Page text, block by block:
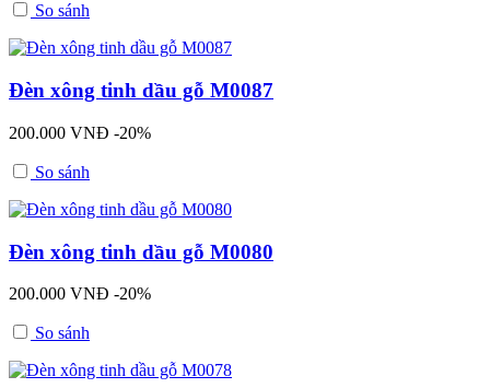
So sánh
Đèn xông tinh dầu gỗ M0087
200.000 VNĐ -20%
So sánh
Đèn xông tinh dầu gỗ M0080
200.000 VNĐ -20%
So sánh